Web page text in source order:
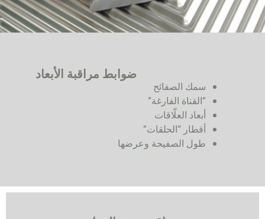
ضوابط مراقبة الأبعاد
سمك الصفائح
“القناة الفارغة”
أبعاد العلّاقات
أقطار “الحلقات”
طول الصفيحة وعرضها